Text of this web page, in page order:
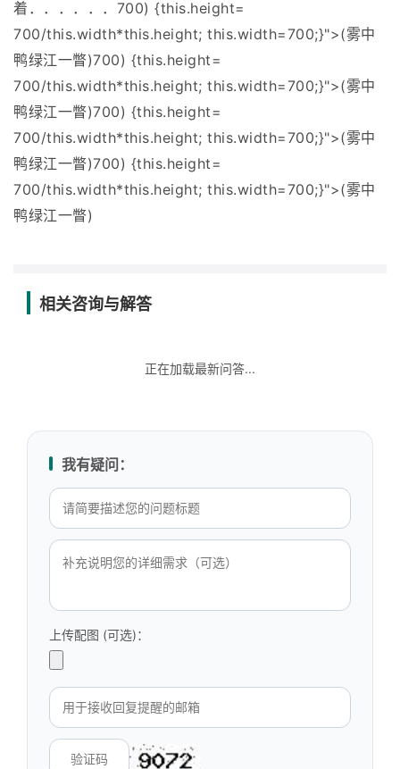
着．．．．．．700) {this.height=
700/this.width*this.height; this.width=700;}">(雾中
鸭绿江一瞥)700) {this.height=
700/this.width*this.height; this.width=700;}">(雾中
鸭绿江一瞥)700) {this.height=
700/this.width*this.height; this.width=700;}">(雾中
鸭绿江一瞥)700) {this.height=
700/this.width*this.height; this.width=700;}">(雾中
鸭绿江一瞥)
相关咨询与解答
正在加载最新问答...
我有疑问：
上传配图 (可选)：